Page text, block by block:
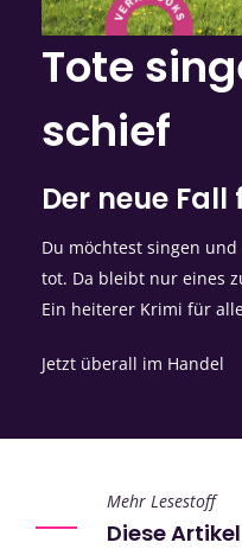
Tote
schief
Der neue
Du möchtest singen
tot. Da bleibt nur eines
Ein heiterer Krimi für
Jetzt überall im Handel
Mehr Lesestoff
Diese